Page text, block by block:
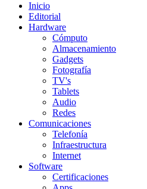
Inicio
Editorial
Hardware
Cómputo
Almacenamiento
Gadgets
Fotografía
TV's
Tablets
Audio
Redes
Comunicaciones
Telefonía
Infraestructura
Internet
Software
Certificaciones